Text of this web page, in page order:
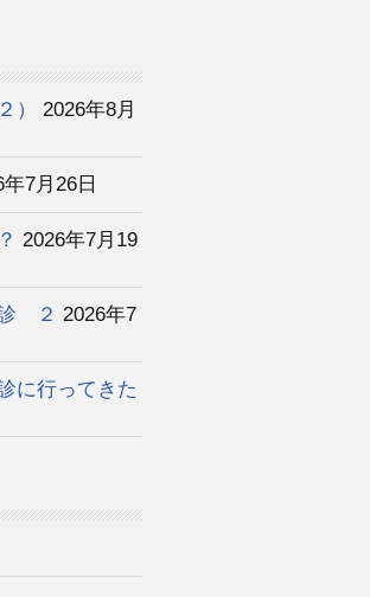
）
2026年8月
7月26日
2026年7月19
診 ２ 2026年7
に行ってきた